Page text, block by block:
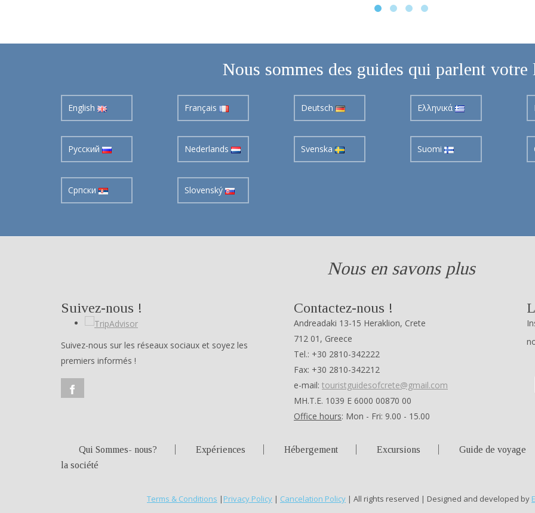
Nous sommes des guides qui parlent votre
English Français Deutsch Ελληνικά
Pусский Nederlands Svenska Suomi
Cрпски Slovenský
Nous en savons plus
Suivez-nous !
Suivez-nous sur les réseaux sociaux et soyez les
premiers informés !
Contactez-nous !
Andreadaki 13-15 Heraklion, Crete
712 01, Greece
Tel.: +30 2810-342222
Fax: +30 2810-342212
e-mail: touristguidesofcrete@gmail.com
ΜΗ.Τ.Ε. 1039 Ε 6000 00870 00
Office hours: Mon - Fri: 9.00 - 15.00
Qui Sommes- nous? Expériences Hébergement Excursions Guide de voyage
la société
Terms & Conditions | Privacy Policy | Cancelation Policy | All rights reserved | Designed and developed by